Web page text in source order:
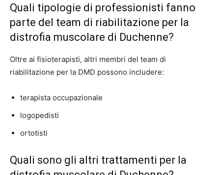
Quali tipologie di professionisti fanno
parte del team di riabilitazione per la
distrofia muscolare di Duchenne?
Oltre ai fisioterapisti, altri membri del team di
riabilitazione per la DMD possono includere:
terapista occupazionale
logopedisti
ortotisti
Quali sono gli altri trattamenti per la